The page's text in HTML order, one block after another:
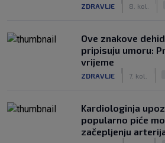
ZDRAVLJE 8. kol.
Ove znakove
pripisuju umoru:
vrijeme
ZDRAVLJE 7. kol.
Kardiologinja
popularno piće
začepljenju